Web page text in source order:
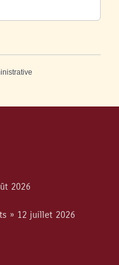
2026
» 12 juillet 2026